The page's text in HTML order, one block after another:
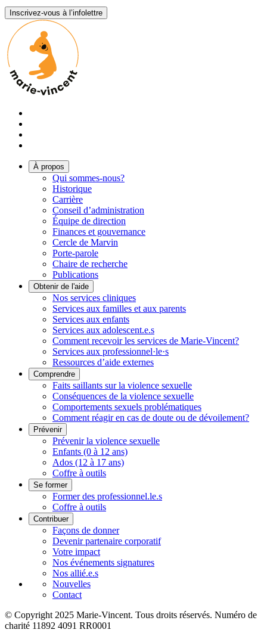
Inscrivez-vous à l’infolettre
À propos
Qui sommes-nous?
Historique
Carrière
Conseil d’administration
Équipe de direction
Finances et gouvernance
Cercle de Marvin
Porte-parole
Chaire de recherche
Publications
Obtenir de l'aide
Nos services cliniques
Services aux familles et aux parents
Services aux enfants
Services aux adolescent.e.s
Comment recevoir les services de Marie-Vincent?
Services aux professionnel·le·s
Ressources d’aide externes
Comprendre
Faits saillants sur la violence sexuelle
Conséquences de la violence sexuelle
Comportements sexuels problématiques
Comment réagir en cas de doute ou de dévoilement?
Prévenir
Prévenir la violence sexuelle
Enfants (0 à 12 ans)
Ados (12 à 17 ans)
Coffre à outils
Se former
Former des professionnel.le.s
Coffre à outils
Contribuer
Façons de donner
Devenir partenaire corporatif
Votre impact
Nos événements signatures
Nos allié.e.s
Nouvelles
Contact
© Copyright 2025 Marie-Vincent. Tous droits réservés. Numéro de
charité 11892 4091 RR0001